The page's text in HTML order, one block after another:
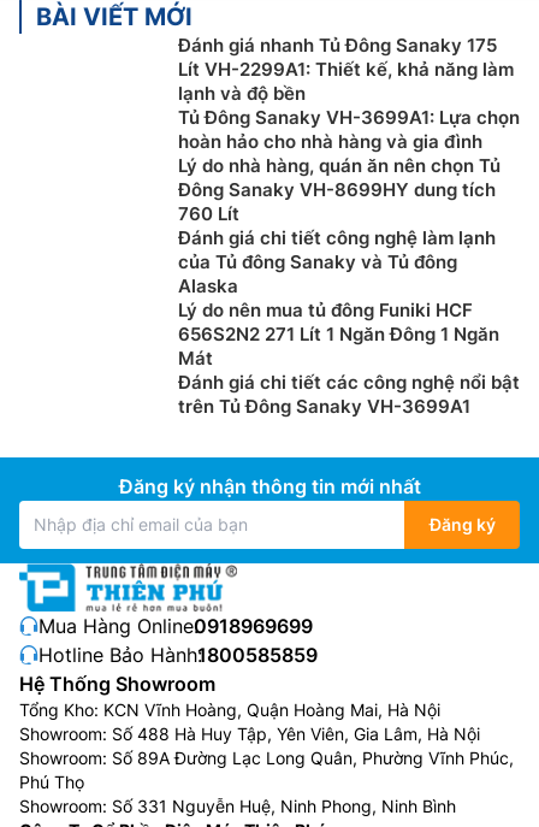
BÀI VIẾT MỚI
Đánh giá nhanh Tủ Đông Sanaky 175
Lít VH-2299A1: Thiết kế, khả năng làm
lạnh và độ bền
Tủ Đông Sanaky VH-3699A1: Lựa chọn
hoàn hảo cho nhà hàng và gia đình
Lý do nhà hàng, quán ăn nên chọn Tủ
Đông Sanaky VH-8699HY dung tích
760 Lít
Đánh giá chi tiết công nghệ làm lạnh
của Tủ đông Sanaky và Tủ đông
Alaska
Lý do nên mua tủ đông Funiki HCF
656S2N2 271 Lít 1 Ngăn Đông 1 Ngăn
Mát
Đánh giá chi tiết các công nghệ nổi bật
trên Tủ Đông Sanaky VH-3699A1
Đăng ký nhận thông tin mới nhất
Đăng ký
Mua Hàng Online:0918969699
Hotline Bảo Hành:1800585859
Hệ Thống Showroom
Tổng Kho: KCN Vĩnh Hoàng, Quận Hoàng Mai, Hà Nội
Showroom: Số 488 Hà Huy Tập, Yên Viên, Gia Lâm, Hà Nội
Showroom: Số 89A Đường Lạc Long Quân, Phường Vĩnh Phúc,
Phú Thọ
Showroom: Số 331 Nguyễn Huệ, Ninh Phong, Ninh Bình